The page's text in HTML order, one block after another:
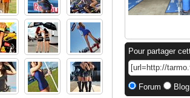
Pour partager
Forum